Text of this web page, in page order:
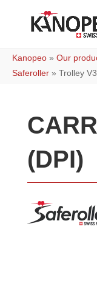
Kanopeo » Our
Saferoller » Trolley
(DPI)